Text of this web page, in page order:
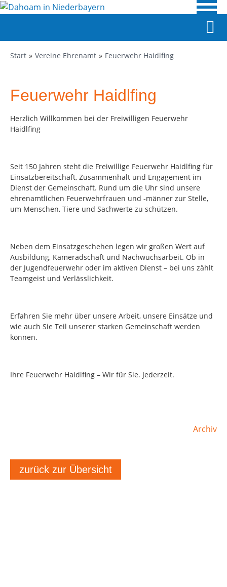
Start Vereine Ehrenamt Feuerwehr Haidlfing
Feuerwehr Haidlfing
Herzlich Willkommen bei der Freiwilligen Feuerwehr
Haidlfing
Seit 150 Jahren steht die Freiwillige Feuerwehr Haidlfing für
Einsatzbereitschaft, Zusammenhalt und Engagement im
Dienst der Gemeinschaft. Rund um die Uhr sind unsere
ehrenamtlichen Feuerwehrfrauen und -männer zur Stelle,
um Menschen, Tiere und Sachwerte zu schützen.
Neben dem Einsatzgeschehen legen wir großen Wert auf
Ausbildung, Kameradschaft und Nachwuchsarbeit. Ob in
der Jugendfeuerwehr oder im aktiven Dienst – bei uns zählt
Teamgeist und Verlässlichkeit.
Erfahren Sie mehr über unsere Arbeit, unsere Einsätze und
wie auch Sie Teil unserer starken Gemeinschaft werden
können.
Ihre Feuerwehr Haidlfing – Wir für Sie. Jederzeit.
Archiv
zurück zur Übersicht